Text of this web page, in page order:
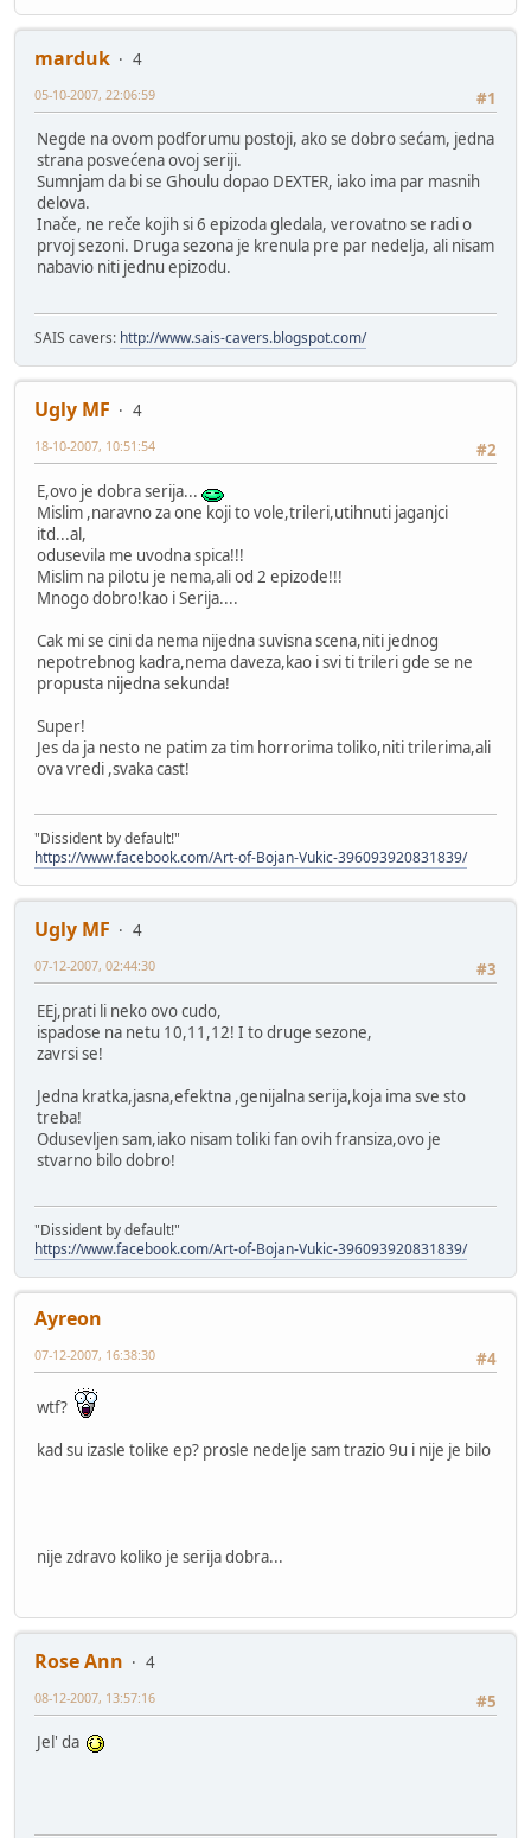
marduk
4
#1
05-10-2007, 22:06:59
Negde na ovom podforumu postoji, ako se dobro sećam, jedna
strana posvećena ovoj seriji.
Sumnjam da bi se Ghoulu dopao DEXTER, iako ima par masnih
delova.
Inače, ne reče kojih si 6 epizoda gledala, verovatno se radi o
prvoj sezoni. Druga sezona je krenula pre par nedelja, ali nisam
nabavio niti jednu epizodu.
SAIS cavers: http://www.sais-cavers.blogspot.com/
Ugly MF
4
#2
18-10-2007, 10:51:54
E,ovo je dobra serija...
Mislim ,naravno za one koji to vole,trileri,utihnuti jaganjci
itd...al,
odusevila me uvodna spica!!!
Mislim na pilotu je nema,ali od 2 epizode!!!
Mnogo dobro!kao i Serija....
Cak mi se cini da nema nijedna suvisna scena,niti jednog
nepotrebnog kadra,nema daveza,kao i svi ti trileri gde se ne
propusta nijedna sekunda!
Super!
Jes da ja nesto ne patim za tim horrorima toliko,niti trilerima,ali
ova vredi ,svaka cast!
"Dissident by default!"
https://www.facebook.com/Art-of-Bojan-Vukic-396093920831839/
Ugly MF
4
#3
07-12-2007, 02:44:30
EEj,prati li neko ovo cudo,
ispadose na netu 10,11,12! I to druge sezone,
zavrsi se!
Jedna kratka,jasna,efektna ,genijalna serija,koja ima sve sto
treba!
Odusevljen sam,iako nisam toliki fan ovih fransiza,ovo je
stvarno bilo dobro!
"Dissident by default!"
https://www.facebook.com/Art-of-Bojan-Vukic-396093920831839/
Ayreon
#4
07-12-2007, 16:38:30
wtf?
kad su izasle tolike ep? prosle nedelje sam trazio 9u i nije je bilo
nije zdravo koliko je serija dobra...
Rose Ann
4
#5
08-12-2007, 13:57:16
Jel' da